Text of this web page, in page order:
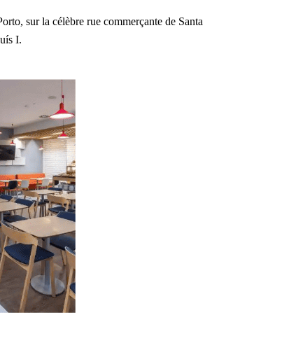
sur la célèbre rue commerçante de Santa
I.